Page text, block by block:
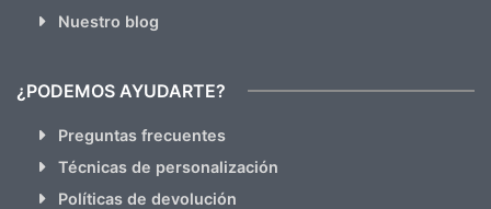
Nuestro blog
¿PODEMOS AYUDARTE?
Preguntas frecuentes
Técnicas de personalización
Políticas de devolución